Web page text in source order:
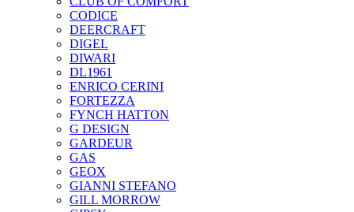
CODICE
DEERCRAFT
DIGEL
DIWARI
DL1961
ENRICO CERINI
FORTEZZA
FYNCH HATTON
G DESIGN
GARDEUR
GAS
GEOX
GIANNI STEFANO
GILL MORROW